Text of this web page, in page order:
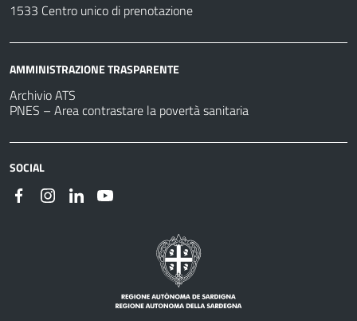
1533 Centro unico di prenotazione
AMMINISTRAZIONE TRASPARENTE
Archivio ATS
PNES – Area contrastare la povertà sanitaria
SOCIAL